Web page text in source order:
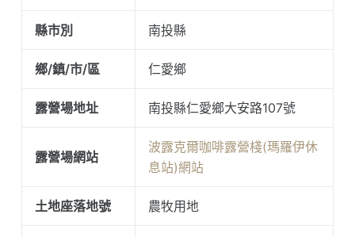
縣市別 南投縣
鄉/鎮/市/區 仁愛鄉
露營場地址 南投縣仁愛鄉大安路107號
露營場網站
波露克爾咖啡露營棧(瑪羅伊休
息站)網站
土地座落地號 農牧用地